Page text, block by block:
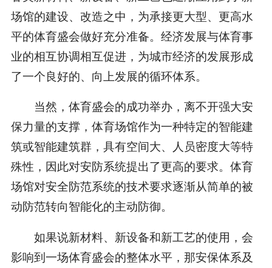
场馆的建设、改造之中，为承接更大型、更高水
平的体育盛会做好充分准备。经济发展与体育事
业的相互协调相互促进，为城市经济的发展形成
了一个良好的、向上发展的循环体系。
当然，体育盛会的成功举办，离不开强大安
保力量的支撑，体育场馆作为一种特定的智能建
筑或智能建筑群，具有空间大、人员密度大等特
殊性，因此对安防系统提出了更高的要求。体育
场馆对安全防范系统的技术要求逐渐从简单的被
动防范转向智能化的主动防御。
如果说新材料、新设备和新工艺的使用，会
影响到一场体育盛会的整体水平，那安保体系及